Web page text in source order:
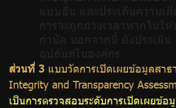
แบบอื่น และประเด็นความเสี่
การจะถูกถ่วงเวลาหากไม่ใ
กำนัล นอกจากนี้ ยังประเมิน
อุปถัมภ์ในองค์กร
ส่วนที่ 3 แบบวัดการเปิดเผยข้อมูลสา
Integrity and Transparency
เป็นการตรวจสอบระดับการเปิดเผยข้